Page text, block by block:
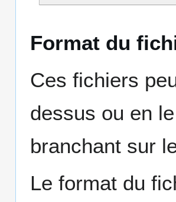
Format du
Ces fichiers
dessus ou en
branchant sur
Le format du